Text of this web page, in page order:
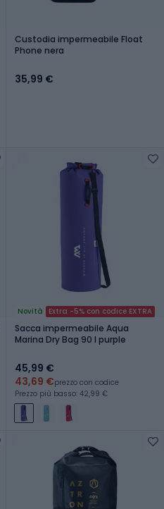
Custodia impermeabile Float
Phone nera
35,99 €
Novità Extra -5% con codice EXTRA
Sacca impermeabile Aqua
Marina Dry Bag 90 l purple
45,99 €
43,69 €prezzo con codice
Prezzo più basso: 42,99 €